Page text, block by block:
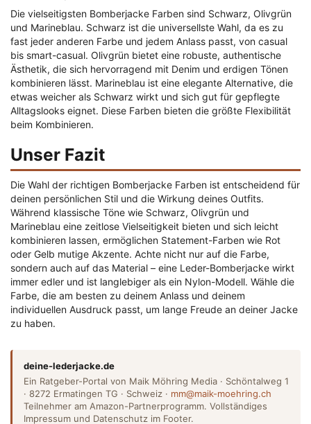
Die vielseitigsten Bomberjacke Farben sind Schwarz, Olivgrün
und Marineblau. Schwarz ist die universellste Wahl, da es zu
fast jeder anderen Farbe und jedem Anlass passt, von casual
bis smart-casual. Olivgrün bietet eine robuste, authentische
Ästhetik, die sich hervorragend mit Denim und erdigen Tönen
kombinieren lässt. Marineblau ist eine elegante Alternative, die
etwas weicher als Schwarz wirkt und sich gut für gepflegte
Alltagslooks eignet. Diese Farben bieten die größte Flexibilität
beim Kombinieren.
Unser Fazit
Die Wahl der richtigen Bomberjacke Farben ist entscheidend für
deinen persönlichen Stil und die Wirkung deines Outfits.
Während klassische Töne wie Schwarz, Olivgrün und
Marineblau eine zeitlose Vielseitigkeit bieten und sich leicht
kombinieren lassen, ermöglichen Statement-Farben wie Rot
oder Gelb mutige Akzente. Achte nicht nur auf die Farbe,
sondern auch auf das Material – eine Leder-Bomberjacke wirkt
immer edler und ist langlebiger als ein Nylon-Modell. Wähle die
Farbe, die am besten zu deinem Anlass und deinem
individuellen Ausdruck passt, um lange Freude an deiner Jacke
zu haben.
deine-lederjacke.de
Ein Ratgeber-Portal von Maik Möhring Media · Schöntalweg 1
· 8272 Ermatingen TG · Schweiz · mm@maik-moehring.ch
Teilnehmer am Amazon-Partnerprogramm. Vollständiges
Impressum und Datenschutz im Footer.